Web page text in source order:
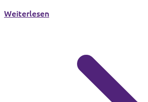
vorgelegte Planung in wesentlichen
Weiterlesen: Koalition und CDU